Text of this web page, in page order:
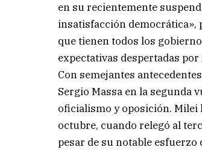
en su recientemente
insatisfacción democrática»,
que tienen todos los
expectativas despertadas por
Con semejantes
Sergio Massa en la segunda
oficialismo y oposición. Milei
octubre, cuando relegó al
pesar de su notable esfuerzo